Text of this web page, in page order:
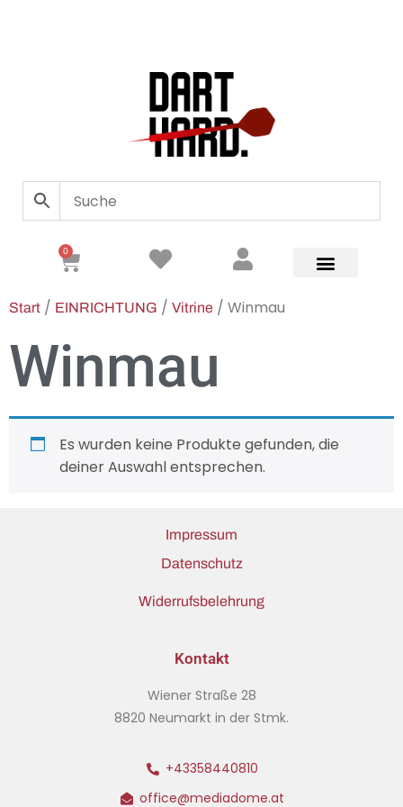
0
Start / EINRICHTUNG / Vitrine / Winmau
Winmau
Es wurden keine Produkte gefunden, die
deiner Auswahl entsprechen.
Impressum
Datenschutz
Widerrufsbelehrung
Kontakt
Wiener Straße 28
8820 Neumarkt in der Stmk.
+43358440810
office@mediadome.at